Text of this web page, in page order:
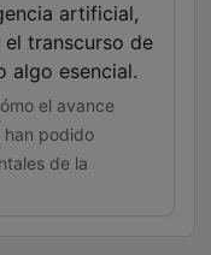
artificial,
transcurso de
algo esencial.
el avance
han podido
de la